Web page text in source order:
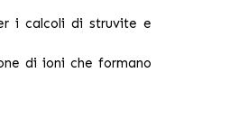
i calcoli di struvite e
di ioni che formano